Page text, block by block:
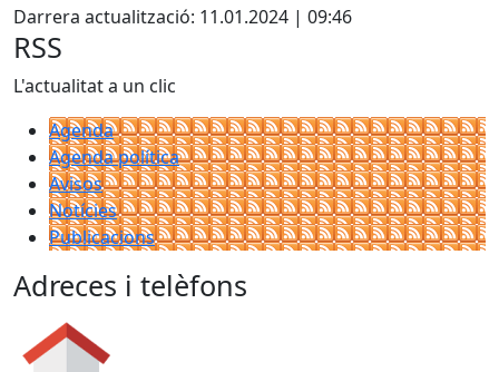
Darrera actualització: 11.01.2024 | 09:46
RSS
L'actualitat a un clic
Agenda
Agenda política
Avisos
Notícies
Publicacions
Adreces i telèfons